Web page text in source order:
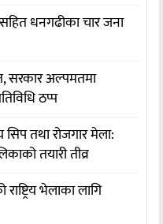
धनगढीका चार जना
सरकार अल्पमतमा
ठप्प
तथा रोजगार मेला:
तयारी तीव्र
भेलाका लागि